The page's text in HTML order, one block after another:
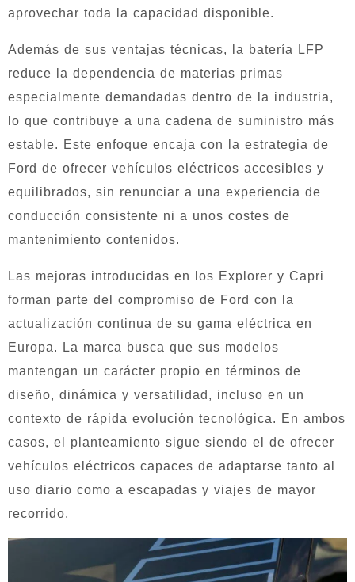
aprovechar toda la capacidad disponible.
Además de sus ventajas técnicas, la batería LFP
reduce la dependencia de materias primas
especialmente demandadas dentro de la industria,
lo que contribuye a una cadena de suministro más
estable. Este enfoque encaja con la estrategia de
Ford de ofrecer vehículos eléctricos accesibles y
equilibrados, sin renunciar a una experiencia de
conducción consistente ni a unos costes de
mantenimiento contenidos.
Las mejoras introducidas en los Explorer y Capri
forman parte del compromiso de Ford con la
actualización continua de su gama eléctrica en
Europa. La marca busca que sus modelos
mantengan un carácter propio en términos de
diseño, dinámica y versatilidad, incluso en un
contexto de rápida evolución tecnológica. En ambos
casos, el planteamiento sigue siendo el de ofrecer
vehículos eléctricos capaces de adaptarse tanto al
uso diario como a escapadas y viajes de mayor
recorrido.